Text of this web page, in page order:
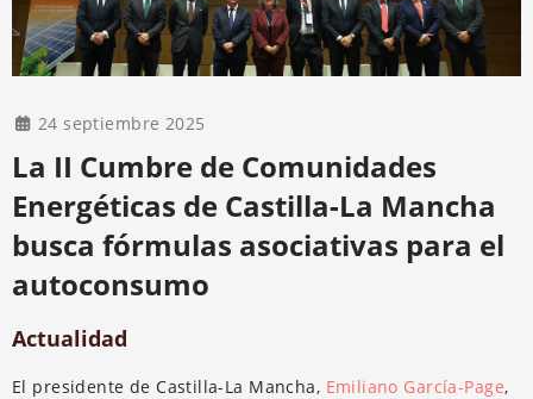
24 septiembre 2025
La II Cumbre de Comunidades
Energéticas de Castilla-La Mancha
busca fórmulas asociativas para el
autoconsumo
Actualidad
El presidente de Castilla-La Mancha, Emiliano García-Page,